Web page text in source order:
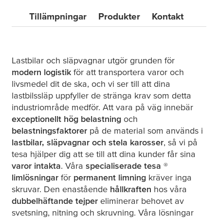
Tillämpningar Produkter Kontakt
Lastbilar och släpvagnar utgör grunden för
modern logistik för att transportera varor och
livsmedel dit de ska, och vi ser till att dina
lastbilssläp uppfyller de stränga krav som detta
industriområde medför. Att vara på väg innebär
exceptionellt hög belastning och
belastningsfaktorer på de material som används i
lastbilar, släpvagnar och stela karosser, så vi på
tesa hjälper dig att se till att dina kunder får sina
varor intakta. Våra specialiserade tesa ®
limlösningar för permanent limning kräver inga
skruvar. Den enastående hållkraften hos våra
dubbelhäftande tejper eliminerar behovet av
svetsning, nitning och skruvning. Våra lösningar